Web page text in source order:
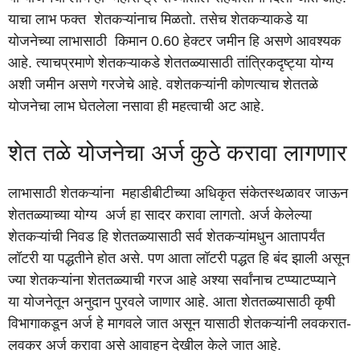
याचा लाभ फक्त शेतकऱ्यांनाच मिळतो. तसेच शेतकऱ्याकडे या
योजनेच्या लाभासाठी किमान 0.60 हेक्टर जमीन हि असणे आवश्यक
आहे. त्याचप्रमाणे शेतकऱ्याकडे शेततळ्यासाठी तांत्रिकदृष्ट्या योग्य
अशी जमीन असणे गरजेचे आहे. वशेतकऱ्यांनी कोणत्याच शेततळे
योजनेचा लाभ घेतलेला नसावा ही महत्वाची अट आहे.
शेत तळे योजनेचा अर्ज कुठे करावा लागणार
लाभासाठी शेतकऱ्यांना महाडीबीटीच्या अधिकृत संकेतस्थळावर जाऊन
शेततळ्याच्या योग्य अर्ज हा सादर करावा लागतो. अर्ज केलेल्या
शेतकऱ्यांची निवड हि शेततळ्यासाठी सर्व शेतकऱ्यांमधुन आतापर्यंत
लॉटरी या पद्धतीने होत असे. पण आता लॉटरी पद्धत हि बंद झाली असून
ज्या शेतकऱ्यांना शेततळ्याची गरज आहे अश्या सर्वांनाच टप्प्याटप्प्याने
या योजनेतून अनुदान पुरवले जाणार आहे. आता शेततळ्यासाठी कृषी
विभागाकडून अर्ज हे मागवले जात असून यासाठी शेतकऱ्यांनी लवकरात-
लवकर अर्ज करावा असे आवाहन देखील केले जात आहे.